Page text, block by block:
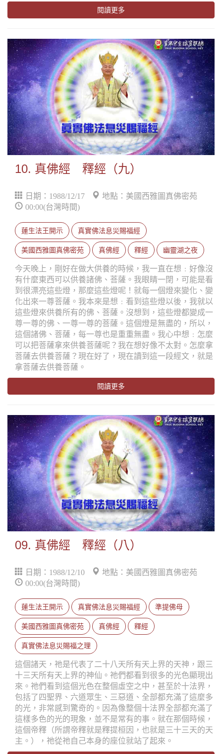
閱讀更多
10. 真佛經 釋經（九）
日期：1988/12/17
地點：美國西雅圖真佛密苑
00:00(台灣時間)
蓮生法王開示 真實佛法息災賜福經
美國西雅圖真佛密苑 真佛經 釋經 幽靈湖之夜
今天晚上，剛好在做大供養的時候，我一直在想﹕好像沒
有什麼東西可以供養諸佛、菩薩。我眼睛一閉，可能是看
到很漂亮這些燈，那麼這些燈呢！就每一個燈來變化、變
化出來一尊菩薩。我本來是想﹕看到這些燈以後，我就以
這些燈來供養所有的佛、菩薩。沒想到，這些燈都變成一
尊一尊的佛、一尊一尊的菩薩。這個燈是無盡的，所以，
這個諸佛、菩薩，每一尊也是重重無盡。我心中想﹕怎麼
可以把菩薩拿來供養菩薩呢？我在想好像不太對。怎麼拿
菩薩去供養菩薩？現在好了，現在讀到這一段經文，就是
拿菩薩去供養菩薩。
閱讀更多
09. 真佛經 釋經（八）
日期：1988/12/10
地點：美國西雅圖真佛密苑
00:00(台灣時間)
蓮生法王開示 真實佛法息災賜福經 準提佛母
美國西雅圖真佛密苑 真佛經 釋經
真實佛法息災賜福之理
這個諸天，祂是代表了二十八天所有天上界的天神，跟三
十三天所有天上界的神仙。祂們都看到很多的光色顯現出
來。祂們看到這個光色在整個虛空之中，甚至於十法界，
包括了四聖界、六道眾生、三惡道、全部都充滿了這麼多
的光，非常感到驚奇的。因為像整個十法界全部都充滿了
這樣多色的光的現象，並不是常有的事。就在那個時候，
這個帝釋（所謂帝釋就是釋提桓因，也就是三十三天的天
主。），祂從祂自己本身的座位就站了起來。